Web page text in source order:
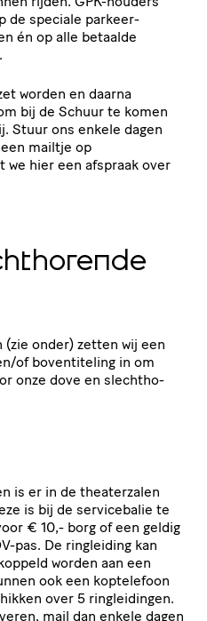
de speciale parkeer­
én op alle betaalde
worden en daarna
bij de Schuur te komen
Stuur ons enkele dagen
mailtje op
we hier een afspraak over
onder) zetten wij een
​of boven­ti­te­ling in om
onze dove en slecht­ho­
is er in de thea­ter­zalen
is bij de servi­ce­balie te
€ 10,- borg of een geldig
pas. De ringleiding kan
worden aan een
ook een koptelefoon
over 5 ring­lei­dingen.
mail dan enkele dagen